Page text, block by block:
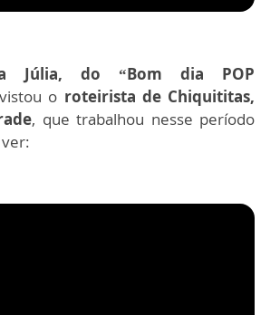
Júlia, do “Bom dia POP
o roteirista de Chiquititas,
, que trabalhou nesse período